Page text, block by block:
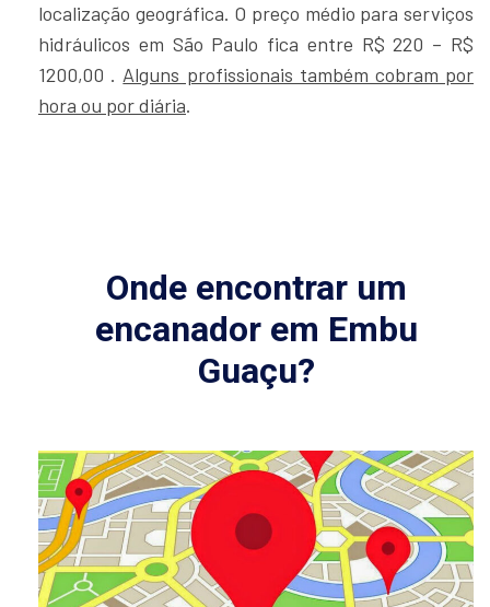
localização geográfica. O preço médio para serviços
hidráulicos em São Paulo fica entre R$ 220 – R$
1200,00 . Alguns profissionais também cobram por
hora ou por diária.
Onde encontrar um
encanador em Embu
Guaçu?